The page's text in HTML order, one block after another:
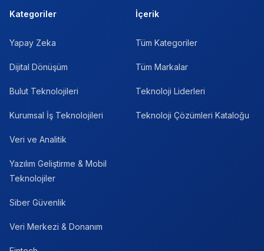
Kategoriler
Yapay Zeka
Dijital Dönüşüm
Bulut Teknolojileri
Kurumsal İş Teknolojileri
Veri ve Analitik
Yazılım Geliştirme & Mobil
Teknolojiler
Siber Güvenlik
Veri Merkezi & Donanım
İçerik
Tüm Kategoriler
Tüm Markalar
Teknoloji Liderleri
Teknoloji Çözümleri Kataloğu